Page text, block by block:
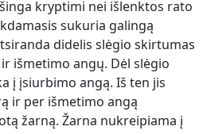
kryptimi nei išlenktos rato
sukuria galingą
didelis slėgio skirtumas
išmetimo angų. Dėl slėgio
į įsiurbimo angą. Iš ten jis
ir per išmetimo angą
žarną. Žarna nukreipiama į